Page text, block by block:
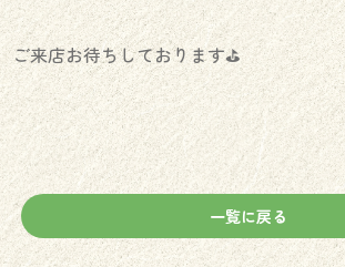
ご来店お待ちしております⛳️
一覧に戻る